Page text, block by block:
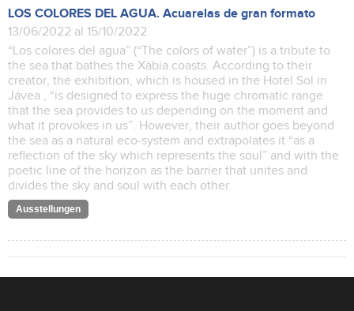
LOS COLORES DEL AGUA. Acuarelas de gran formato
13/06/2022 al 15/10/2022
“Los colores del agua” (“The colors of water”) is a tribute to
the sea that bathes the Xàbia coasts. According to their
creator, the exhibition, which is housed in the Hotel Sol in
Jávea , “is designed to express the huge chromatic range
that the sea provides to us depending on the moment and
what it provokes in us”. However, their author goes beyond
the sea as a natural eco-system and extrapolates it “as a
reflection of the sky which represents the soul” and with the
poetic line of the horizon as the barrier that unites and
divides the sky and soul with each other.
Ausstellungen